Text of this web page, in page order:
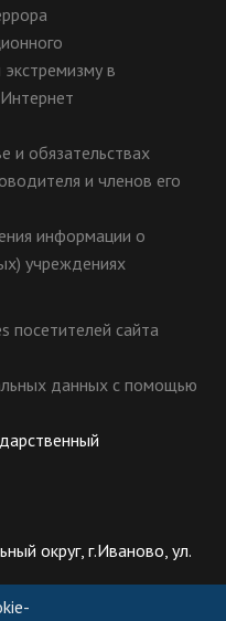
в
и обязательствах
и членов его
информации о
учреждениях
посетителей сайта
данных с помощью
округ, г.Иваново, ул.
+7 (4932) 32-62-